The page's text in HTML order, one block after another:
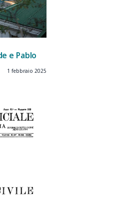
e Pablo
1 febbraio 2025